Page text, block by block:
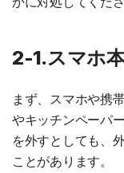
2-1.スマホ
まず、スマホや携
やキッチンペーパ
を外すとしても、
ことがあります。